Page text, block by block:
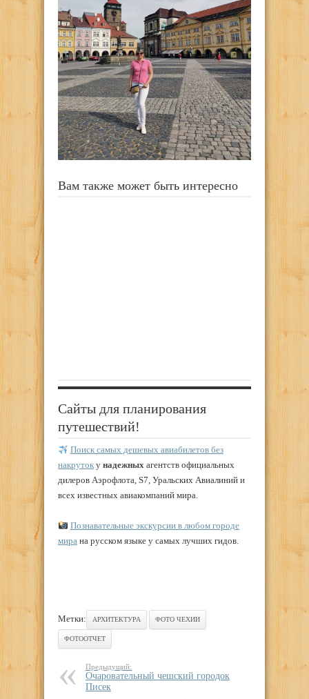
Вам также может быть интересно
Сайты для планирования
путешествий!
Поиск самых дешевых авиабилетов без
накруток у надежных агентств официальных
дилеров Аэрофлота, S7, Уральских Авиалиний и
всех известных авиакомпаний мира.
Познавательные экскурсии в любом городе
мира на русском языке у самых лучших гидов.
Метки: АРХИТЕКТУРА ФОТО ЧЕХИИ
ФОТООТЧЕТ
Предыдущий:
Очаровательный чешский городок
Писек